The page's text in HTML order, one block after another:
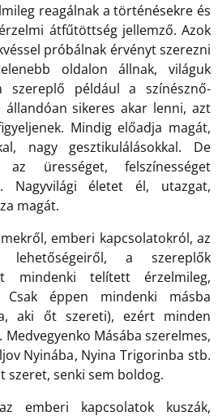
reagálnak a történésekre és
átfűtöttség jellemző. Azok
próbálnak érvényt szerezni
oldalon állnak, világuk
szereplő például a színésznő-
állandóan sikeres akar lenni, azt
Mindig előadja magát,
nagy gesztikulálásokkal. De
az ürességet, felszínességet
Nagyvilági életet él, utazgat,
magát.
emberi kapcsolatokról, az
lehetőségeiről, a szereplők
mindenki telített érzelmileg,
Csak éppen mindenki másba
aki őt szereti), ezért minden
Másába szerelmes,
Nyinába, Nyina Trigorinba stb.
szeret, senki sem boldog.
emberi kapcsolatok kuszák,